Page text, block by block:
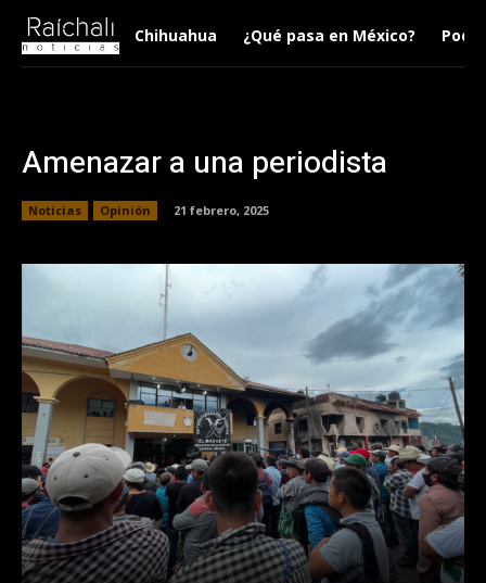
Chihuahua ¿Qué pasa en México?
Amenazar a una periodista
Noticias Opinión 21 febrero, 2025